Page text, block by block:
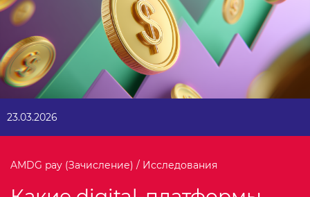
23.03.2026
AMDG pay (Зачисление) / Исследования